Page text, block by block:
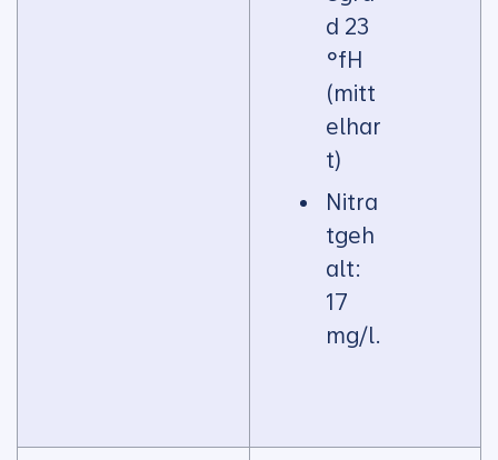
d 23
°fH
(mitt
elhar
t)
Nitra
tgeh
alt:
17
mg/l.